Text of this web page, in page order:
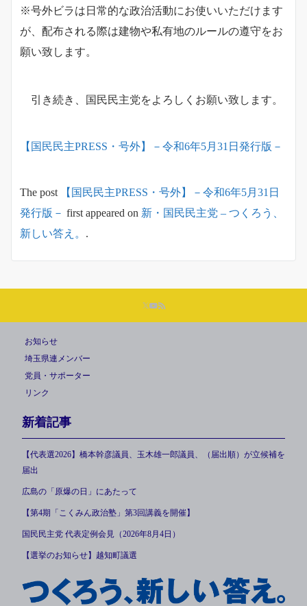
※号外ビラは日常的な政治活動にお使いいただけます
が、配布される際は建物や私有地のルールの遵守をお
願い致します。
引き続き、国民民主党をよろしくお願い致します。
【国民民主PRESS・号外】－令和6年5月31日発行版－
The post
【国民民主PRESS・号外】－令和6年5月31日
発行版－ first appeared on 新・国民民主党 – つくろう、
新しい答え。 .
お知らせ
埼玉県連メンバー
党員・サポーター
リンク
新着記事
【代表選2026】橋本幹彦議員、玉木雄一郎議員、（届出順）が立候補を
届出
広島の「原爆の日」にあたって
【第4期「こくみん政治塾」第3回講義を開催】
国民民主党 代表定例会見（2026年8月4日）
【選挙のお知らせ】越知町議選